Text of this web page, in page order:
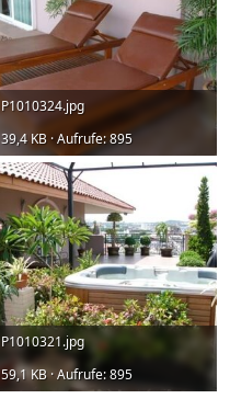
P1010324.jpg
39,4 KB · Aufrufe: 895
P1010321.jpg
59,1 KB · Aufrufe: 895